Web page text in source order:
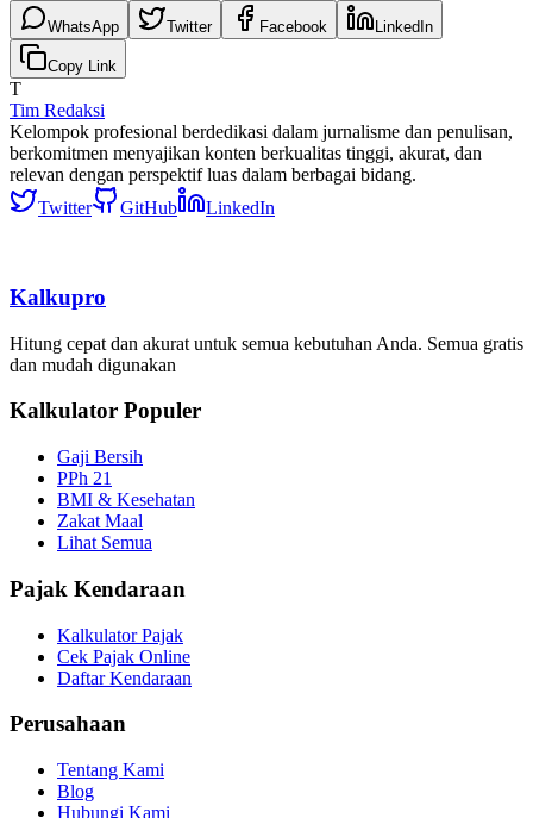
WhatsApp Twitter Facebook LinkedIn
Copy Link
T
Tim Redaksi
Kelompok profesional berdedikasi dalam jurnalisme dan penulisan,
berkomitmen menyajikan konten berkualitas tinggi, akurat, dan
relevan dengan perspektif luas dalam berbagai bidang.
Twitter
GitHub LinkedIn
Kalkupro
Hitung cepat dan akurat untuk semua kebutuhan Anda. Semua gratis
dan mudah digunakan
Kalkulator Populer
Gaji Bersih
PPh 21
BMI & Kesehatan
Zakat Maal
Lihat Semua
Pajak Kendaraan
Kalkulator Pajak
Cek Pajak Online
Daftar Kendaraan
Perusahaan
Tentang Kami
Blog
Hubungi Kami